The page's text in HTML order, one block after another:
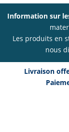
Information sur
Les produits en
nous
Livraison